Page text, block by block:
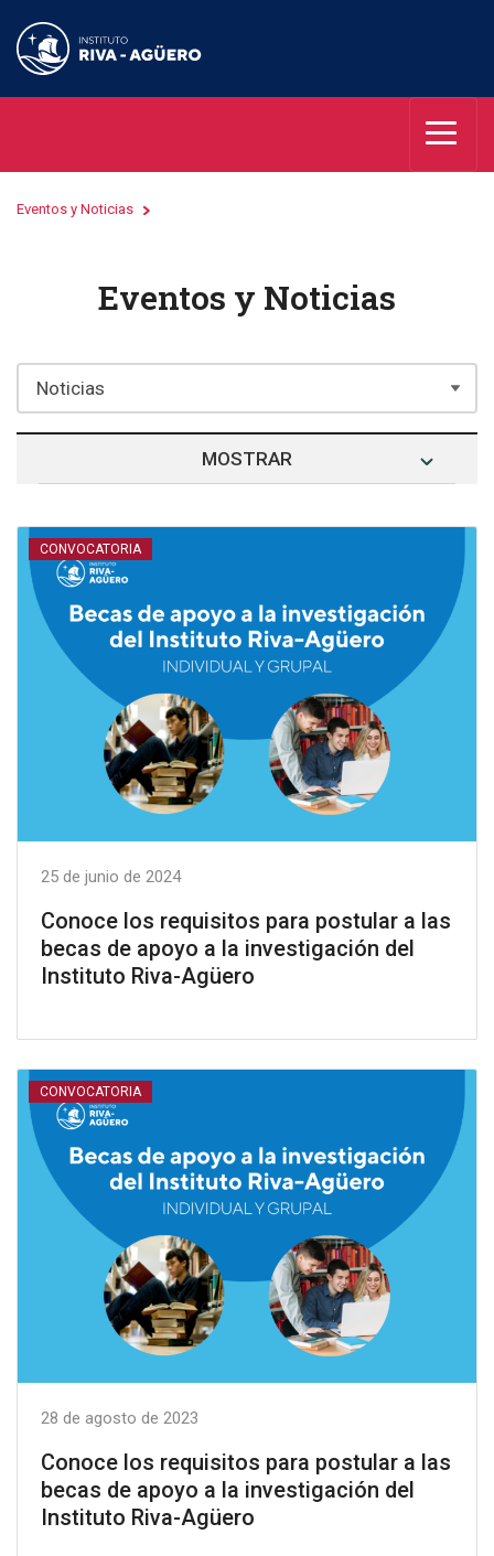
Eventos y Noticias
Eventos y Noticias
MOSTRAR
CONVOCATORIA
25 de junio de 2024
Conoce los requisitos para postular a las
becas de apoyo a la investigación del
Instituto Riva-Agüero
CONVOCATORIA
28 de agosto de 2023
Conoce los requisitos para postular a las
becas de apoyo a la investigación del
Instituto Riva-Agüero